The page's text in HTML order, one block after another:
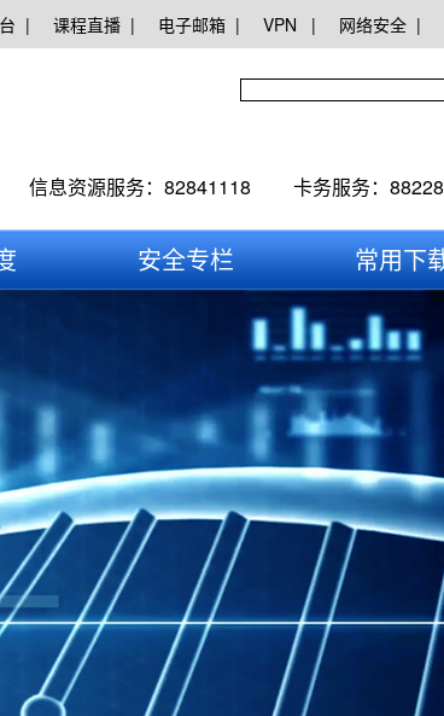
| 课程直播 | 电子邮箱 | VPN | 网络安全 |
信息资源服务：82841118
卡务服务：
综合服务：88228091 校园卡/校园网服
安全专栏 常用下